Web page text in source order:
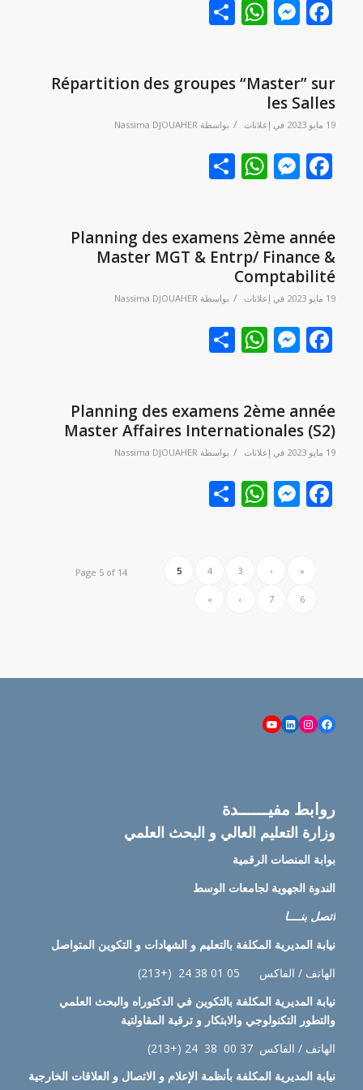
Facebook
Messenger
WhatsApp
نشر
Répartition des groupes “Master” sur
les Salles
19 مايو 2023 في إعلانات / بواسطة Nassima DJOUAHER
Facebook
Messenger
WhatsApp
نشر
Planning des examens 2ème année
Master MGT & Entrp/ Finance &
Comptabilité
19 مايو 2023 في إعلانات / بواسطة Nassima DJOUAHER
Facebook
Messenger
WhatsApp
نشر
Planning des examens 2ème année
Master Affaires Internationales (S2)
19 مايو 2023 في إعلانات / بواسطة Nassima DJOUAHER
Facebook
Messenger
WhatsApp
نشر
Page 5 of 14 «
‹
3
4
5
6
7
›
»
Facebook
Instagram
LinkedIn
YouTube
روابط مفيــــــدة
وزارة التعليم العالي و البحث العلمي
بوابة المنصات الرقمية
الندوة الجهوية لجامعات الوسط
اتصل بنــــا
نيابة المديرية المكلفة بالتعليم و الشهادات و التكوين المتواصل
الهاتف / الفاكس 05 01 38 24 (+213)
نيابة المديرية المكلفة بالتكوين في الدكتوراه والبحث العلمي
والتطور التكنولوجي والابتكار و ترقية المقاولتية
الهاتف / الفاكس 37 00 38 24 (+213)
نيابة المديرية المكلفة بأنظمة الإعلام و الاتصال و العلاقات الخارجية